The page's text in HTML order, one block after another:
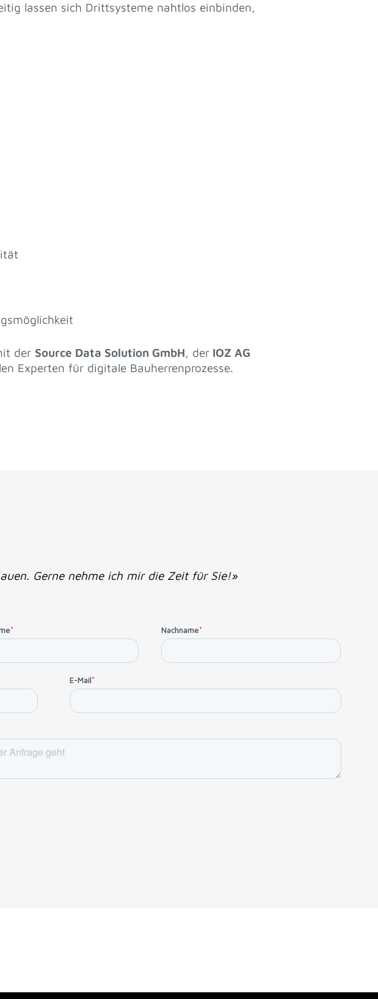
lassen sich Drittsysteme nahtlos einbinden,
der Source Data Solution GmbH, der IOZ AG
Experten für digitale Bauherrenprozesse.
Gerne nehme ich mir die Zeit für Sie!»